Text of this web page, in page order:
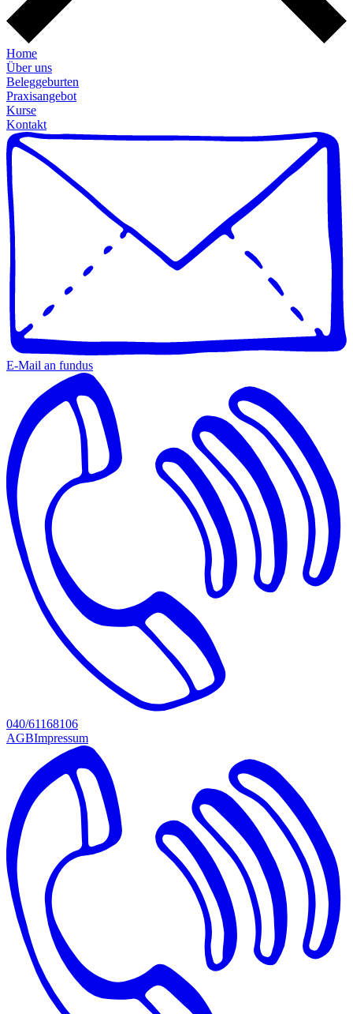
Home
Über uns
Beleggeburten
Praxisangebot
Kurse
Kontakt
E-Mail an fundus
040/61168106
AGBImpressum